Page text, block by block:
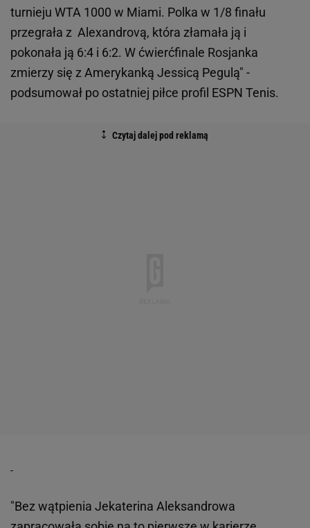
turnieju WTA 1000 w Miami. Polka w 1/8 finału
przegrała z Alexandrovą, która złamała ją i
pokonała ją 6:4 i 6:2. W ćwierćfinale Rosjanka
zmierzy się z Amerykanką Jessicą Pegulą" -
podsumował po ostatniej piłce profil ESPN Tenis.
"Bez wątpienia Jekaterina Aleksandrowa